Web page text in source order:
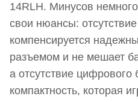
14RLH. Минусов
свои нюансы:
компенсируется
разъемом и не мешает
а отсутствие
компактность, которая